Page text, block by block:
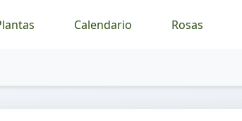
Calendario Rosas